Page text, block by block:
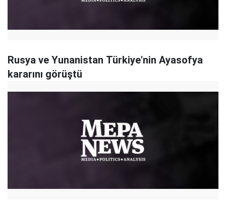
Rusya ve Yunanistan Türkiye'nin Ayasofya
kararını görüştü